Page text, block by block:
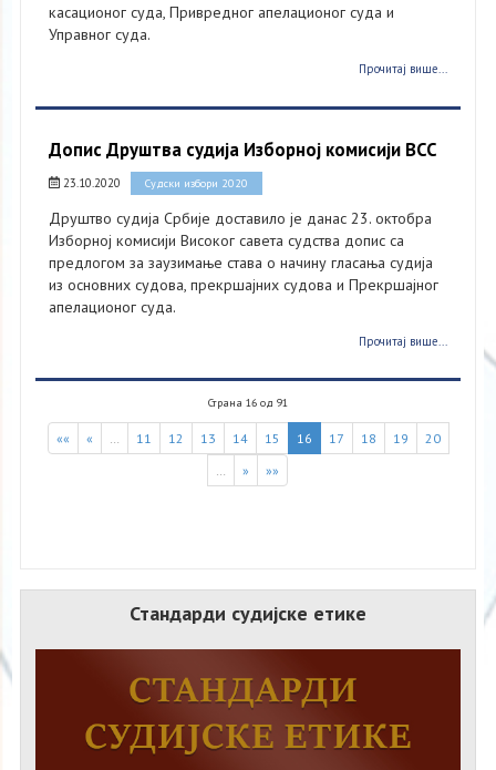
касационог суда, Привредног апелационог суда и
Управног суда.
Прочитај више...
Допис Друштва судија Изборној комисији ВСС
23.10.2020 Судски избори 2020
Друштво судија Србије доставило је данас 23. октобра
Изборној комисији Високог савета судства допис са
предлогом за заузимање става о начину гласања судија
из основних судова, прекршајних судова и Прекршајног
апелационог суда.
Прочитај више...
Страна 16 од 91
«« « … 11 12 13 14 15 16 17 18 19
20
…
» »»
Стандарди судијске етике